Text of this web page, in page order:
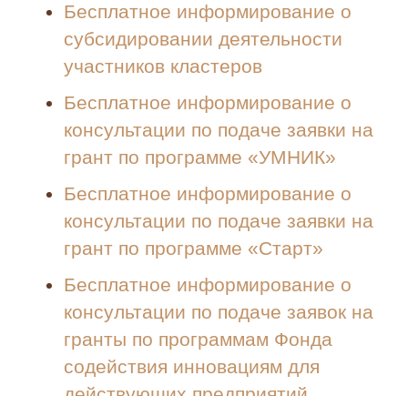
Бесплатное информирование о
субсидировании деятельности
участников кластеров
Бесплатное информирование о
консультации по подаче заявки на
грант по программе «УМНИК»
Бесплатное информирование о
консультации по подаче заявки на
грант по программе «Старт»
Бесплатное информирование о
консультации по подаче заявок на
гранты по программам Фонда
содействия инновациям для